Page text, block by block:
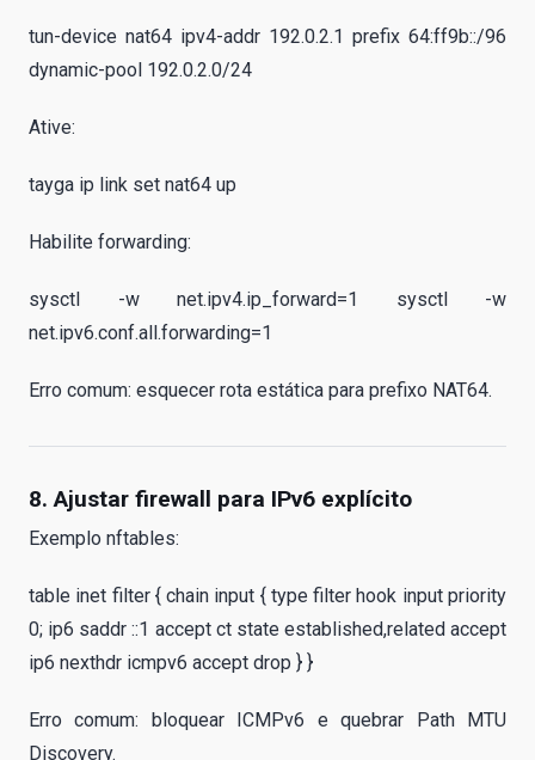
tun-device nat64 ipv4-addr 192.0.2.1 prefix 64:ff9b::/96
dynamic-pool 192.0.2.0/24
Ative:
tayga ip link set nat64 up
Habilite forwarding:
sysctl -w net.ipv4.ip_forward=1 sysctl -w
net.ipv6.conf.all.forwarding=1
Erro comum: esquecer rota estática para prefixo NAT64.
8. Ajustar firewall para IPv6 explícito
Exemplo nftables:
table inet filter { chain input { type filter hook input priority
0; ip6 saddr ::1 accept ct state established,related accept
ip6 nexthdr icmpv6 accept drop } }
Erro comum: bloquear ICMPv6 e quebrar Path MTU
Discovery.